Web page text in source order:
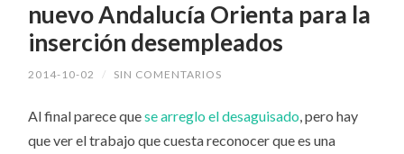
nuevo Andalucía Orienta para la
inserción desempleados
2014-10-02 / SIN COMENTARIOS
Al final parece quese arreglo el desaguisado, pero hay
que ver el trabajo que cuesta reconocer que es una